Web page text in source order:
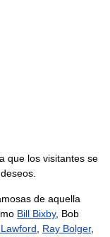
que los visitantes se
de aquella
Bill Bixby, Bob
Ray Bolger,